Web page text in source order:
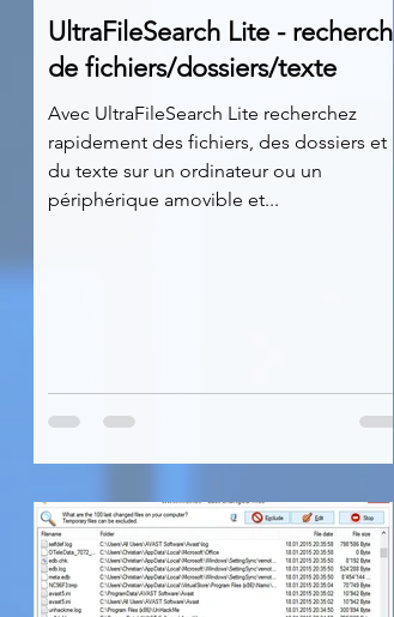
UltraFileSearch Lite - recherche
de fichiers/dossiers/texte
Avec UltraFileSearch Lite recherchez
rapidement des fichiers, des dossiers et
du texte sur un ordinateur ou un
périphérique amovible et...